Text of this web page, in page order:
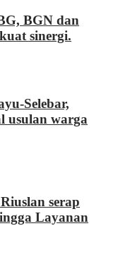
BGN dan
sinergi.
Selebar,
usulan warga
serap
Layanan